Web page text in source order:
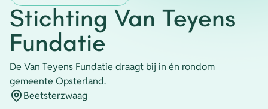
Stichting Van Teyens
Fundatie
De Van Teyens Fundatie draagt bij in én rondom
gemeente Opsterland.
Plaatsnaam
Beetsterzwaag